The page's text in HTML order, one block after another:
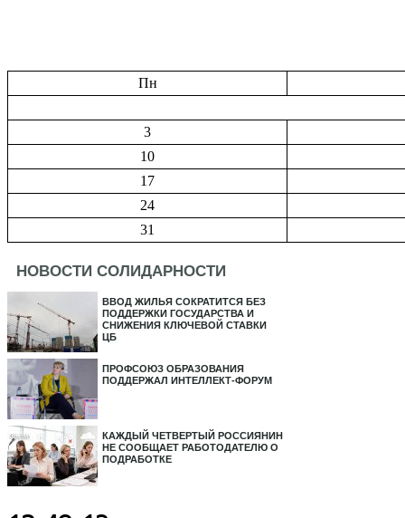
Пн
3
10
17
24
31
НОВОСТИ СОЛИДАРНОСТИ
ВВОД ЖИЛЬЯ СОКРАТИТСЯ БЕЗ
ПОДДЕРЖКИ ГОСУДАРСТВА И
СНИЖЕНИЯ КЛЮЧЕВОЙ СТАВКИ
ЦБ
ПРОФСОЮЗ ОБРАЗОВАНИЯ
ПОДДЕРЖАЛ ИНТЕЛЛЕКТ-ФОРУМ
КАЖДЫЙ ЧЕТВЕРТЫЙ РОССИЯНИН
НЕ СООБЩАЕТ РАБОТОДАТЕЛЮ О
ПОДРАБОТКЕ